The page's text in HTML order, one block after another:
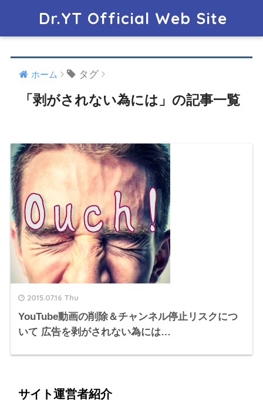
Dr.YT Official Web Site
ホーム タグ
「剥がされない為には」の記事一覧
2015.07.16 Thu
YouTube動画の削除＆チャンネル停止リスクにつ
いて 広告を剥がされない為には…
サイト運営者紹介